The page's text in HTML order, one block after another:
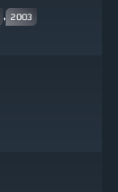
, 2003